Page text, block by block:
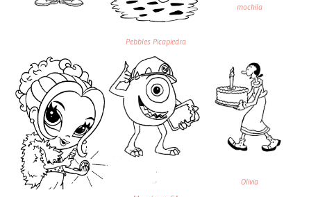
Pebbles Picapiedra
mochila
Olivia